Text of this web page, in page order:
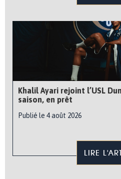
Khalil Ayari rejoint l’USL
saison, en prêt
Publié le 4 août 2026
LIRE